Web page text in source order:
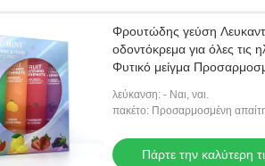
Φρουτώδης γεύση
οδοντόκρεμα για όλες τις
Φυτικό μείγμα
λεύκανση: - Ναι, ναι.
πακέτο: Προσαρμοσμένη
Πάρτε την καλύτερη